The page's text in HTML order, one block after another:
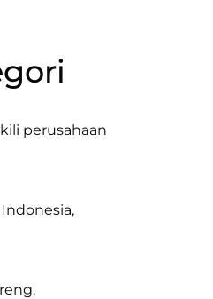
perusahaan
Indonesia,